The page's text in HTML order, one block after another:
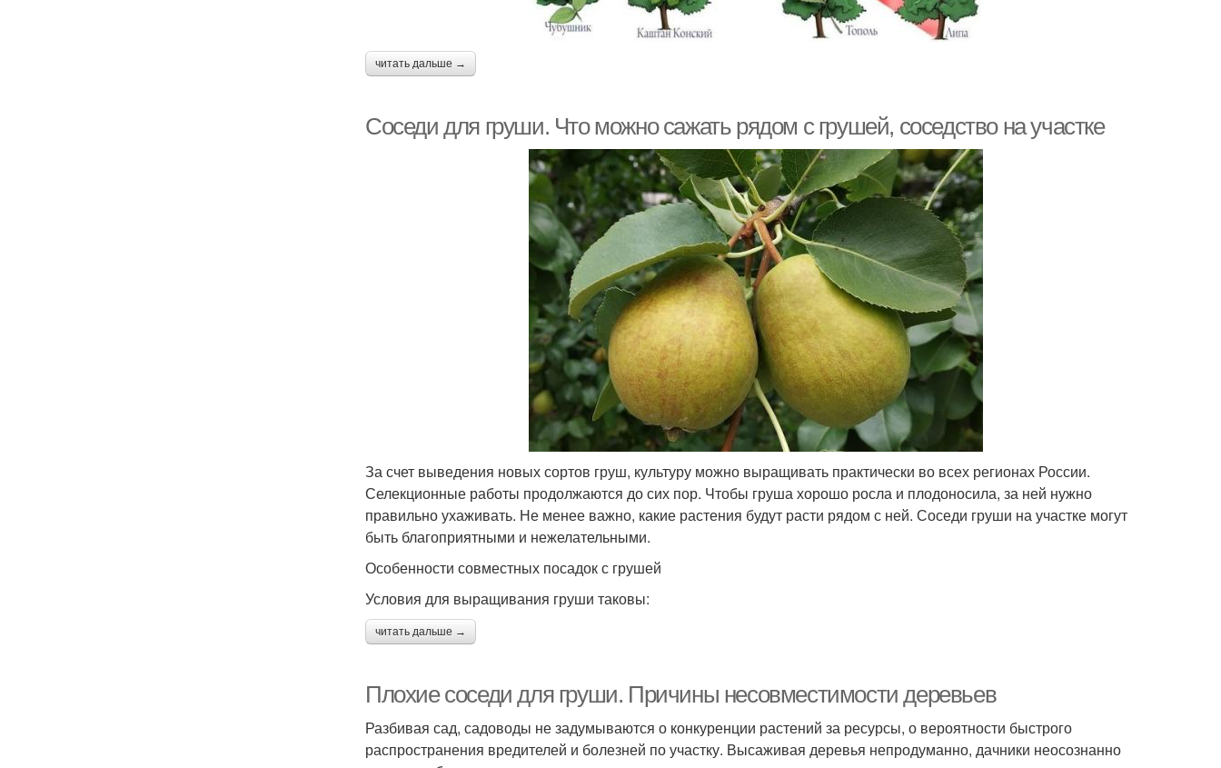
читать дальше →
Соседи для груши. Что можно сажать рядом с грушей, соседство на участке
За счет выведения новых сортов груш, культуру можно выращивать практически во всех регионах России.
Селекционные работы продолжаются до сих пор. Чтобы груша хорошо росла и плодоносила, за ней нужно
правильно ухаживать. Не менее важно, какие растения будут расти рядом с ней. Соседи груши на участке могут
быть благоприятными и нежелательными.
Особенности совместных посадок с грушей
Условия для выращивания груши таковы:
читать дальше →
Плохие соседи для груши. Причины несовместимости деревьев
Разбивая сад, садоводы не задумываются о конкуренции растений за ресурсы, о вероятности быстрого
распространения вредителей и болезней по участку. Высаживая деревья непродуманно, дачники неосознанно